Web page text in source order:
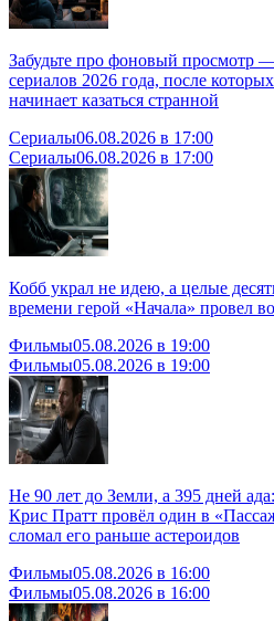
Забудьте про фоновый просмотр
сериалов 2026 года, после
начинает казаться странной
Сериалы06.08.2026 в 17:00
Сериалы06.08.2026 в 17:00
Кобб украл не идею, а целые
времени герой «Начала» провел
Фильмы05.08.2026 в 19:00
Фильмы05.08.2026 в 19:00
Не 90 лет до Земли, а 395 дней
Крис Пратт провёл один в
сломал его раньше астероидов
Фильмы05.08.2026 в 16:00
Фильмы05.08.2026 в 16:00